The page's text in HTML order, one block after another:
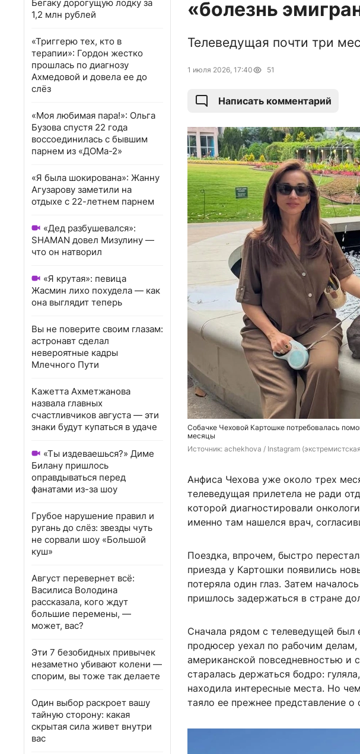
Бегаку дорогущую лодку за
1,2 млн рублей
«Триггерю тех, кто в
терапии»: Гордон жестко
прошлась по диагнозу
Ахмедовой и довела ее до
слёз
«Моя любимая пара!»: Ольга
Бузова спустя 22 года
воссоединилась с бывшим
парнем из «ДОМа-2»
«Я была шокирована»: Жанну
Агузарову заметили на
отдыхе с 22-летнем парнем
«Дед разбушевался»:
SHAMAN довел Мизулину —
что он натворил
«Я крутая»: певица
Жасмин лихо похудела — как
она выглядит теперь
Вы не поверите своим глазам:
астронавт сделал
невероятные кадры
Млечного Пути
Кажетта Ахметжанова
назвала главных
счастливчиков августа — эти
знаки будут купаться в удаче
«Ты издеваешься?» Диме
Билану пришлось
оправдываться перед
фанатами из-за шоу
Грубое нарушение правил и
ругань до слёз: звезды чуть
не сорвали шоу «Большой
куш»
Август перевернет всё:
Василиса Володина
рассказала, кого ждут
большие перемены, —
может, вас?
Эти 7 безобидных привычек
незаметно убивают колени —
спорим, вы тоже так делаете
Один выбор раскроет вашу
тайную сторону: какая
скрытая сила живет внутри
вас
«болезнь
Телеведущая почти три
1 июля 2026, 17:40 51
Написать комментарий
Собачке Чеховой Картошке потребовалась
месяцы
Источник: achekhova / Instagram
Анфиса Чехова уже около трех
телеведущая прилетела не ради
которой диагностировали
именно там нашелся врач,
Поездка, впрочем, быстро
приезда у Картошки появились
потеряла один глаз. Затем
пришлось задержаться в стране
Сначала рядом с телеведущей был
продюсер уехал по рабочим делам,
американской повседневностью и
старалась держаться бодро:
находила интересные места. Но
таяло ее прежнее представление о